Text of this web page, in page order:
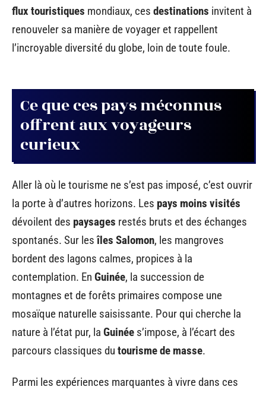
flux touristiques mondiaux, ces destinations invitent à
renouveler sa manière de voyager et rappellent
l’incroyable diversité du globe, loin de toute foule.
Ce que ces pays méconnus
offrent aux voyageurs
curieux
Aller là où le tourisme ne s’est pas imposé, c’est ouvrir
la porte à d’autres horizons. Les pays moins visités
dévoilent des paysages restés bruts et des échanges
spontanés. Sur lesîles Salomon, les mangroves
bordent des lagons calmes, propices à la
contemplation. En Guinée, la succession de
montagnes et de forêts primaires compose une
mosaïque naturelle saisissante. Pour qui cherche la
nature à l’état pur, la Guinée s’impose, à l’écart des
parcours classiques du tourisme de masse.
Parmi les expériences marquantes à vivre dans ces